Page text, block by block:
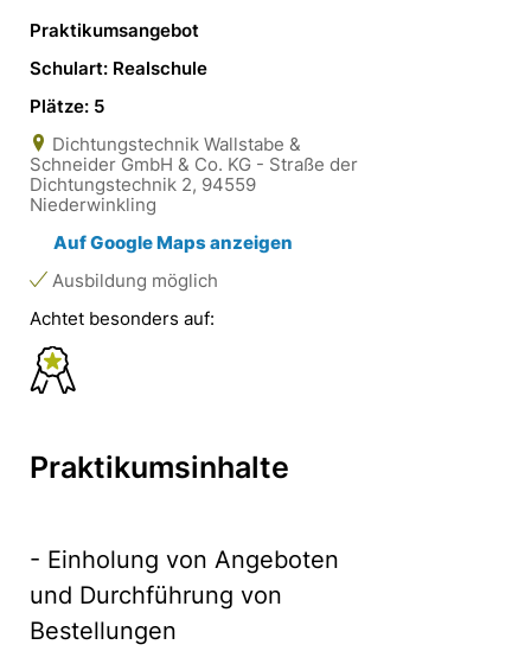
Praktikumsangebot
Schulart: Realschule
Plätze: 5
Dichtungstechnik Wallstabe &
Schneider GmbH & Co. KG - Straße der
Dichtungstechnik 2, 94559
Niederwinkling
Auf Google Maps anzeigen
Ausbildung möglich
Achtet besonders auf:
Praktikumsinhalte
- Einholung von Angeboten
und Durchführung von
Bestellungen